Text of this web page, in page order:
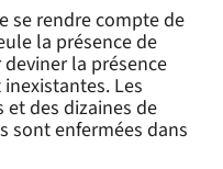
se rendre compte de
la présence de
la présence
Les
des dizaines de
sont enfermées dans